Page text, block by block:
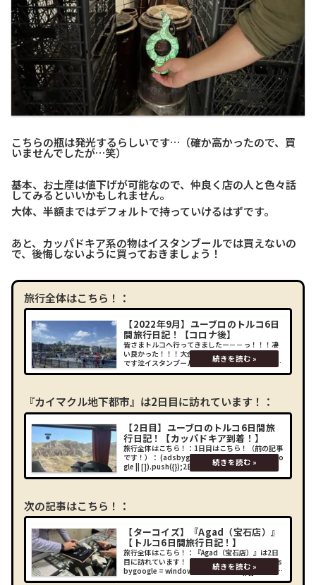
こちらの瓶は発光するらしいです…（確か高かったので、買
いませんでしたが…笑）
基本、お土産は値下げが可能なので、仲良く店の人と色々話
してみるといいかもしれません。
大体、半額まではデフォルトで持っていけるはずです。
あと、カッパドキア系の物はイスタンブールでは買えないの
で、後悔しないように買っておきましょう！
旅行全体はこちら！：
【2022年9月】ユーブロのトルコ6日
間旅行日記！【コロナ後】
皆さまトルコへ行ってきましたー－－っ！！！凄
い良かった！！！大金を積んだ甲斐があったもの
です泣イスタンブールやカッパドキア、トルコ6日
間の旅行を楽しんできましたので、是非ブログに
『カイマクル地下都市』は2日目に訪れています！：
【2日目】ユーブロのトルコ6日間旅
行日記！【カッパドキア到着！】
旅行全体はこちら！：1日目はこちら！（前の記事
です！）： (adsbygoogle = window.adsbygoo
gle || []).push({});2日目イスタンブール空港到着
からの乗継イスタンブール空港へ到着！長旅フラ
次の記事はこちら！：
【ターコイズ】『Agad（宝石店）』
【トルコ6日間旅行日記！】
旅行全体はこちら！：『Agad（宝石店）』は2日
目に訪れています！：前の記事はこちら！： (ads
bygoogle = window.adsbygoogle || []).push
({});場所Agad（宝石店）カイマクル地下都市の後